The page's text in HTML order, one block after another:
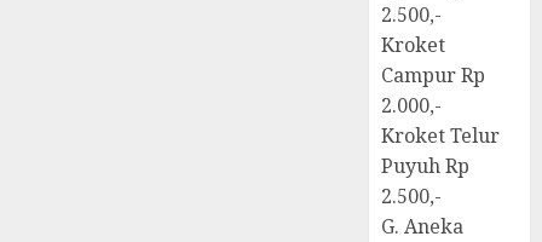
2.500,-
Kroket
Campur Rp
2.000,-
Kroket Telur
Puyuh Rp
2.500,-
G. Aneka